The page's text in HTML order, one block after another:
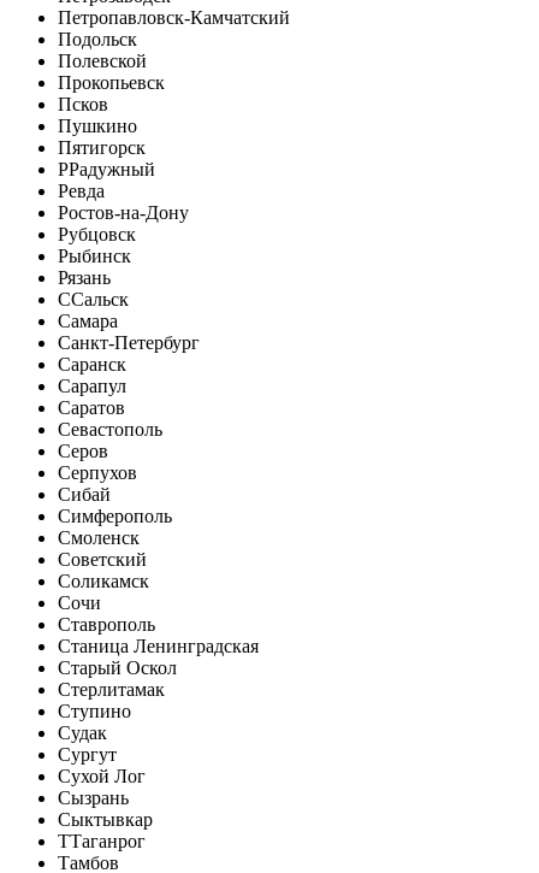
Петропавловск-Камчатский
Подольск
Полевской
Прокопьевск
Псков
Пушкино
Пятигорск
РРадужный
Ревда
Ростов-на-Дону
Рубцовск
Рыбинск
Рязань
ССальск
Самара
Санкт-Петербург
Саранск
Сарапул
Саратов
Севастополь
Серов
Серпухов
Сибай
Симферополь
Смоленск
Советский
Соликамск
Сочи
Ставрополь
Станица Ленинградская
Старый Оскол
Стерлитамак
Ступино
Судак
Сургут
Сухой Лог
Сызрань
Сыктывкар
ТТаганрог
Тамбов